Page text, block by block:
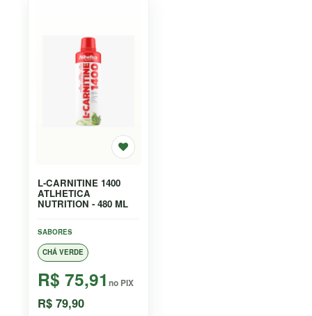
L-CARNITINE 1400
ATLHETICA
NUTRITION - 480 ML
SABORES
CHÁ VERDE
R$ 75,91 no PIX
R$ 79,90